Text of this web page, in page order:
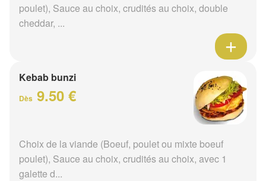
poulet), Sauce au choix, crudités au choix, double
cheddar, ...
Kebab bunzi
Dès 9.50 €
Choix de la viande (Boeuf, poulet ou mixte boeuf
poulet), Sauce au choix, crudités au choix, avec 1
galette d...